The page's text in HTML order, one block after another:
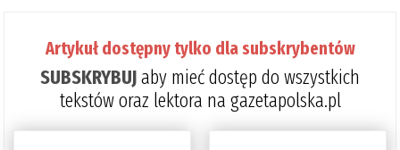
Artykuł dostępny tylko dla subskrybentów
SUBSKRYBUJaby mieć dostęp do wszystkich
tekstów oraz lektora na gazetapolska.pl